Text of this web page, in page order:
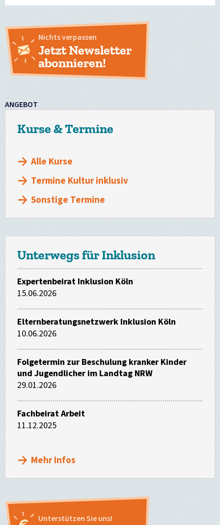
Nichts verpassen
Jetzt Newsletter
abonnieren!
ANGEBOT
Kurse & Termine
Alle Kurse
Termine Kultur inklusiv
Sonstige Termine
Unterwegs für Inklusion
Expertenbeirat Inklusion Köln
15.06.2026
Elternberatungsnetzwerk Inklusion Köln
10.06.2026
Folgetermin zur Beschulung kranker Kinder
und Jugendlicher im Landtag NRW
29.01.2026
Fachbeirat Arbeit
11.12.2025
Mehr Infos
Unterstützen Sie uns!